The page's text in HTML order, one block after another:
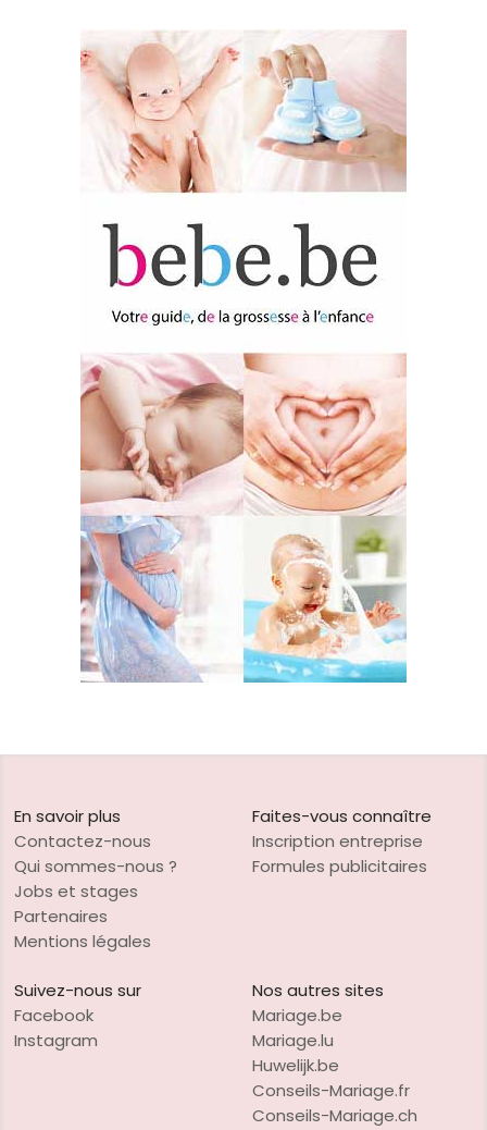
En savoir plus
Contactez-nous
Qui sommes-nous ?
Jobs et stages
Partenaires
Mentions légales
Faites-vous connaître
Inscription entreprise
Formules publicitaires
Suivez-nous sur
Facebook
Instagram
Nos autres sites
Mariage.be
Mariage.lu
Huwelijk.be
Conseils-Mariage.fr
Conseils-Mariage.ch